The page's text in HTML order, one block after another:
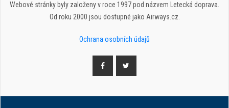
Webové stránky byly založeny v roce 1997 pod názvem Letecká doprava.
Od roku 2000 jsou dostupné jako Airways.cz.
Ochrana osobních údajů